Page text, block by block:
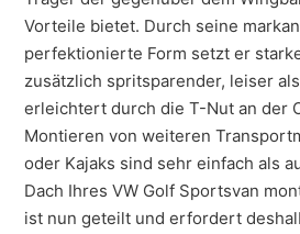
Vorteile bietet. Durch seine
perfektionierte Form setzt er
zusätzlich spritsparender, leiser
erleichtert durch die T-Nut an der
Montieren von weiteren
oder Kajaks sind sehr einfach als
Dach Ihres VW Golf Sportsvan
ist nun geteilt und erfordert